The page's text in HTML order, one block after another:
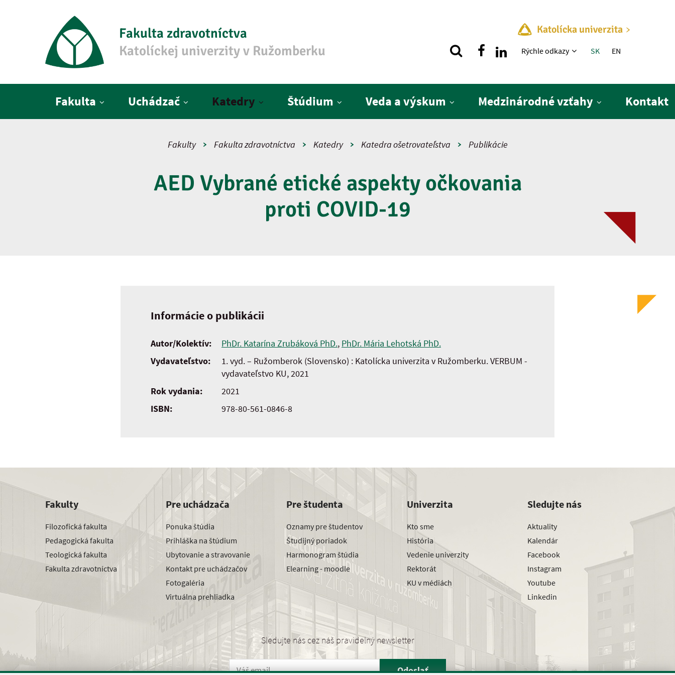
Fakulta zdravotníctva
Katolíckej univerzity v Ružomberku
Katolícka univerzita
Rýchle menu
Rýchle odkazy SK EN
Fakulta Uchádzač Katedry Štúdium Veda a výskum Medzinárodné vzťahy Kontakt
Fakulty Fakulta zdravotníctva Katedry Katedra ošetrovateľstva Publikácie
AED Vybrané etické aspekty očkovania
proti COVID-19
Informácie o publikácii
Autor/Kolektív: PhDr. Katarína Zrubáková PhD., PhDr. Mária Lehotská PhD.
Vydavateľstvo:
1. vyd. – Ružomberok (Slovensko) : Katolícka univerzita v Ružomberku. VERBUM -
vydavateľstvo KU, 2021
Rok vydania:
2021
ISBN:
978-80-561-0846-8
Fakulty
Filozofická fakulta
Pedagogická fakulta
Teologická fakulta
Fakulta zdravotníctva
Pre uchádzača
Ponuka štúdia
Prihláška na štúdium
Ubytovanie a stravovanie
Kontakt pre uchádzačov
Fotogaléria
Virtuálna prehliadka
Pre študenta
Oznamy pre študentov
Študijný poriadok
Harmonogram štúdia
Elearning - moodle
Univerzita
Kto sme
História
Vedenie univerzity
Rektorát
KU v médiách
Sledujte nás
Aktuality
Kalendár
Facebook
Instagram
Youtube
Linkedin
Sledujte nás cez náš pravidelný newsletter
Odoslať